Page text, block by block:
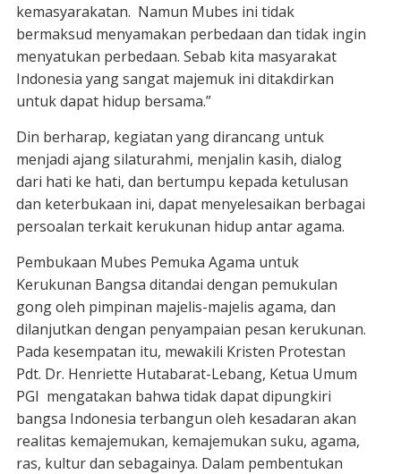
kemasyarakatan. Namun Mubes ini tidak
bermaksud menyamakan perbedaan dan tidak ingin
menyatukan perbedaan. Sebab kita masyarakat
Indonesia yang sangat majemuk ini ditakdirkan
untuk dapat hidup bersama.”
Din berharap, kegiatan yang dirancang untuk
menjadi ajang silaturahmi, menjalin kasih, dialog
dari hati ke hati, dan bertumpu kepada ketulusan
dan keterbukaan ini, dapat menyelesaikan berbagai
persoalan terkait kerukunan hidup antar agama.
Pembukaan Mubes Pemuka Agama untuk
Kerukunan Bangsa ditandai dengan pemukulan
gong oleh pimpinan majelis-majelis agama, dan
dilanjutkan dengan penyampaian pesan kerukunan.
Pada kesempatan itu, mewakili Kristen Protestan
Pdt. Dr. Henriette Hutabarat-Lebang, Ketua Umum
PGI mengatakan bahwa tidak dapat dipungkiri
bangsa Indonesia terbangun oleh kesadaran akan
realitas kemajemukan, kemajemukan suku, agama,
ras, kultur dan sebagainya. Dalam pembentukan